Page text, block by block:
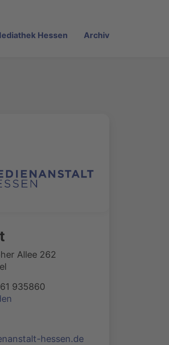
Hessen Archiv
Allee 262
935860
hessen.de